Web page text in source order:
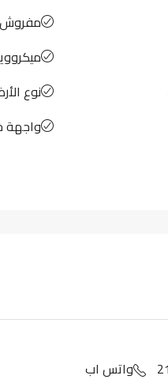
مفروش
نوع
واجهة
واتس اب